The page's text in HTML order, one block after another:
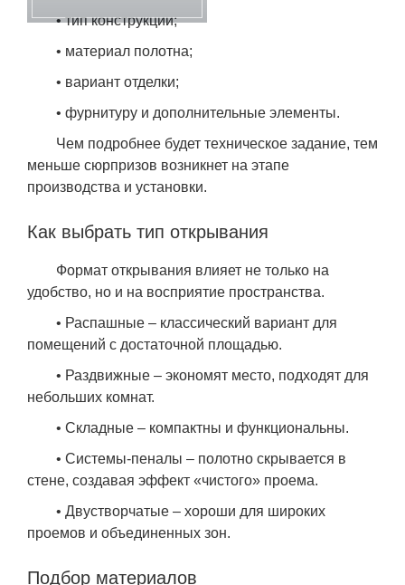
• тип конструкции;
• материал полотна;
• вариант отделки;
• фурнитуру и дополнительные элементы.
Чем подробнее будет техническое задание, тем
меньше сюрпризов возникнет на этапе
производства и установки.
Как выбрать тип открывания
Формат открывания влияет не только на
удобство, но и на восприятие пространства.
• Распашные – классический вариант для
помещений с достаточной площадью.
• Раздвижные – экономят место, подходят для
небольших комнат.
• Складные – компактны и функциональны.
• Системы-пеналы – полотно скрывается в
стене, создавая эффект «чистого» проема.
• Двустворчатые – хороши для широких
проемов и объединенных зон.
Подбор материалов